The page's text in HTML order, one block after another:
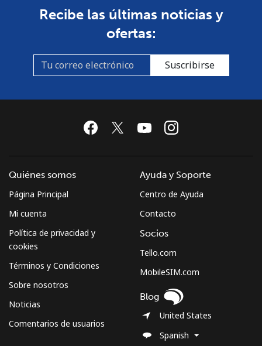
Recibe las últimas noticias y
ofertas:
Suscribirse
Quiénes somos
Página Principal
Mi cuenta
Política de privacidad y
cookies
Términos y Condiciones
Sobre nosotros
Noticias
Comentarios de usuarios
Ayuda y Soporte
Centro de Ayuda
Contacto
Socios
Tello.com
MobileSIM.com
Blog
United States
Spanish